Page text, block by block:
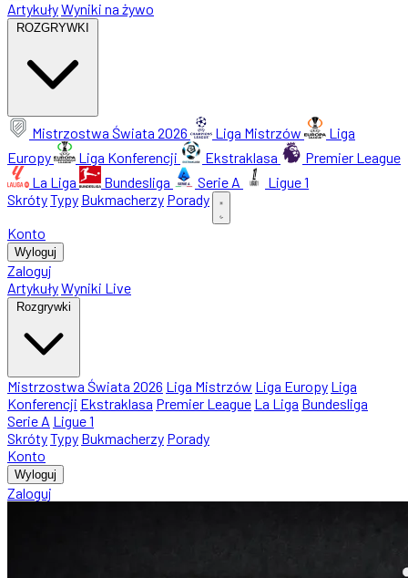
ArtykułyWyniki na żywo
ROZGRYWKI
Mistrzostwa Świata 2026 Liga Mistrzów
Liga
Europy
Liga Konferencji Ekstraklasa
Premier League
La Liga
Bundesliga Serie A
Ligue 1
SkrótyTypy Bukmacherzy Porady
Konto
Wyloguj
Zaloguj
ArtykułyWyniki Live
Rozgrywki
Mistrzostwa Świata 2026 Liga Mistrzów Liga Europy Liga
Konferencji Ekstraklasa Premier League La Liga Bundesliga
Serie A Ligue 1
SkrótyTypy Bukmacherzy Porady
Konto
Wyloguj
Zaloguj